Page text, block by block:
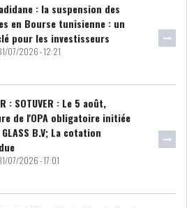
: la suspension des
en Bourse tunisienne : un
pour les investisseurs
07/2026 - 12:21
: SOTUVER : Le 5 août,
de l'OPA obligatoire initiée
B.V; La cotation
07/2026 - 17:01